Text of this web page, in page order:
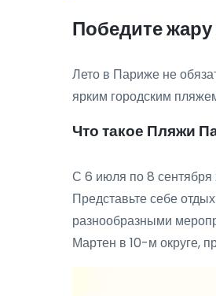
Победите
Лето в Париже не
ярким городским
Что такое Пляжи
С 6 июля по 8
Представьте себе
разнообразными
Мартен в 10-м округе,